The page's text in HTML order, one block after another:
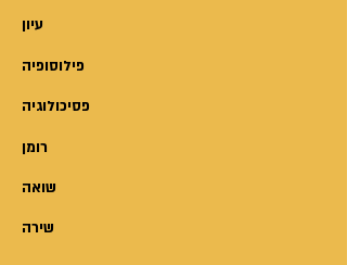
עיון
פילוסופיה
פסיכולוגיה
רומן
שואה
שירה